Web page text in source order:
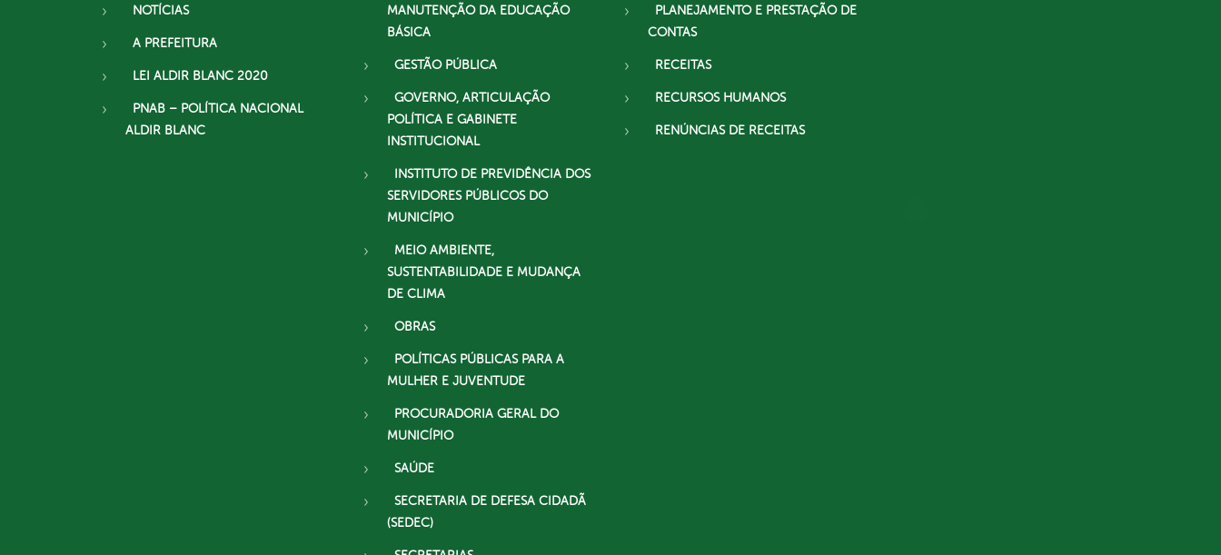
NOTÍCIAS
A PREFEITURA
LEI ALDIR BLANC 2020
PNAB – POLÍTICA NACIONAL
ALDIR BLANC
MANUTENÇÃO DA EDUCAÇÃO
BÁSICA
GESTÃO PÚBLICA
GOVERNO, ARTICULAÇÃO
POLÍTICA E GABINETE
INSTITUCIONAL
INSTITUTO DE PREVIDÊNCIA DOS
SERVIDORES PÚBLICOS DO
MUNICÍPIO
MEIO AMBIENTE,
SUSTENTABILIDADE E MUDANÇA
DE CLIMA
OBRAS
POLÍTICAS PÚBLICAS PARA A
MULHER E JUVENTUDE
PROCURADORIA GERAL DO
MUNICÍPIO
SAÚDE
SECRETARIA DE DEFESA CIDADÃ
(SEDEC)
PLANEJAMENTO E PRESTAÇÃO DE
CONTAS
RECEITAS
RECURSOS HUMANOS
RENÚNCIAS DE RECEITAS